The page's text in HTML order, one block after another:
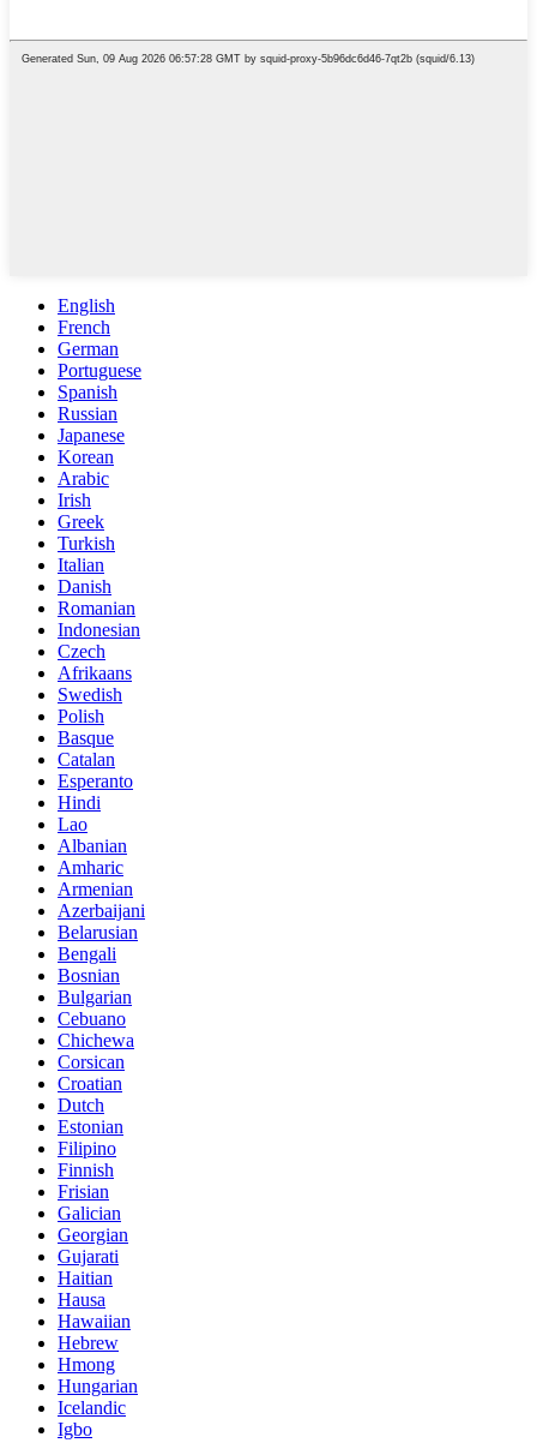
English
French
German
Portuguese
Spanish
Russian
Japanese
Korean
Arabic
Irish
Greek
Turkish
Italian
Danish
Romanian
Indonesian
Czech
Afrikaans
Swedish
Polish
Basque
Catalan
Esperanto
Hindi
Lao
Albanian
Amharic
Armenian
Azerbaijani
Belarusian
Bengali
Bosnian
Bulgarian
Cebuano
Chichewa
Corsican
Croatian
Dutch
Estonian
Filipino
Finnish
Frisian
Galician
Georgian
Gujarati
Haitian
Hausa
Hawaiian
Hebrew
Hmong
Hungarian
Icelandic
Igbo